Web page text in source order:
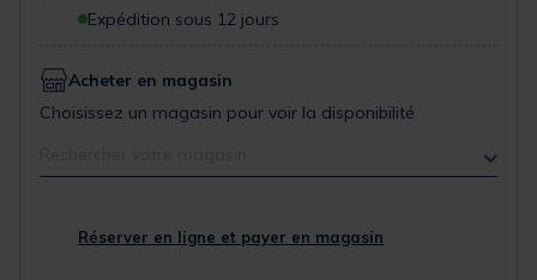
Expédition sous 12 jours
Acheter en magasin
Choisissez un magasin pour voir la disponibilité
Réserver en ligne et payer en magasin